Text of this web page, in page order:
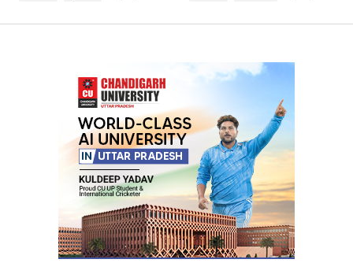
Your Name*
Your E-mail*
Submit Comment